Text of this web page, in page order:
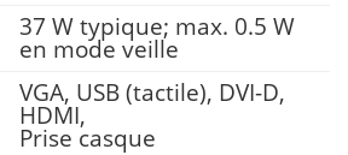
37 W typique; max. 0.5 W
en mode veille
VGA, USB (tactile), DVI-D,
HDMI,
Prise casque